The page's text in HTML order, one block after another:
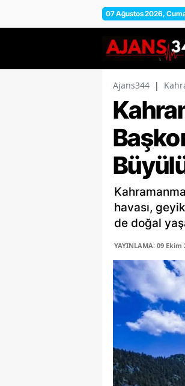
07 Ağustos 2026,
Ajans344 |
havası,
de doğal
YAYINLAMA: 09 Ekim